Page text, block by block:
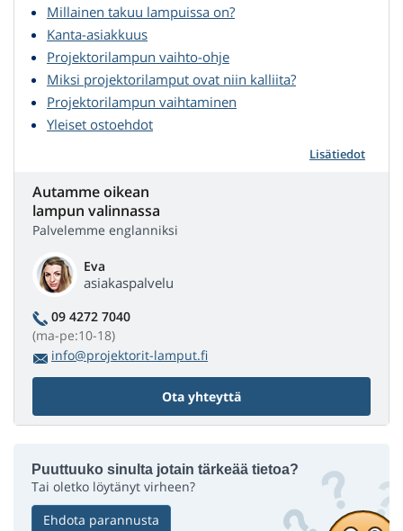
Millainen takuu lampuissa on?
Kanta-asiakkuus
Projektorilampun vaihto-ohje
Miksi projektorilamput ovat niin kalliita?
Projektorilampun vaihtaminen
Yleiset ostoehdot
Lisätiedot
Autamme oikean
lampun valinnassa
Palvelemme englanniksi
Eva
asiakaspalvelu
09 4272 7040
(ma-pe:10-18)
info@projektorit-lamput.fi
Ota yhteyttä
Puuttuuko sinulta jotain tärkeää tietoa?
Tai oletko löytänyt virheen?
Ehdota parannusta